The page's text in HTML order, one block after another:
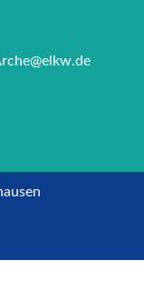
Pliezhausen